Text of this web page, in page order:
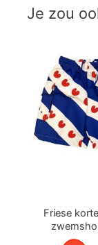
Je zou
Friese